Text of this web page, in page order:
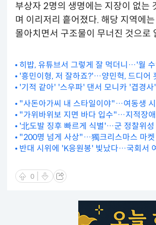
부상자 2명의 생명에는 지장이 없는
며 이리저리 흩어졌다. 해당 지역에
몰아치면서 구조물이 무너진 것으로
히밥, 유튜브서 그렇게 잘 먹더니…'월
'흥민이형, 저 잘하죠?'…양민혁, 드디어
'기적 같아' '스우파' 댄서 모니카 '겹경
"사돈아가씨 내 스타일이야"…여동생
"가위바위보 지면 바다 입수"…지적장
'北도발 징후 빠르게 식별'…군 정찰위성
"200명 넘게 사상"…獨크리스마스 마
반대 시위에 'K응원봉' 빛났다…국회서
0